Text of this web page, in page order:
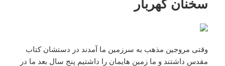
سخنان گهربار
وقتی مروجین مذهب به سرزمین ما آمدند در دستشان کتاب
مقدس داشتند و ما زمین هایمان را داشتیم پنج سال بعد ما در